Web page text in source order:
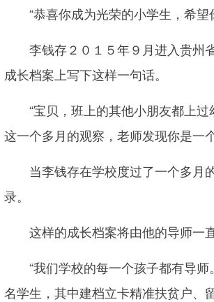
“恭喜你成为光荣的小学生，希望
李钱存２０１５年９月进入贵州
成长档案上写下这样一句话。
“宝贝，班上的其他小朋友都上过
这一个多月的观察，老师发现你是一
当李钱存在学校度过了一个多月
录。
这样的成长档案将由他的导师一直
“我们学校的每一个孩子都有导师
名学生，其中建档立卡精准扶贫户、